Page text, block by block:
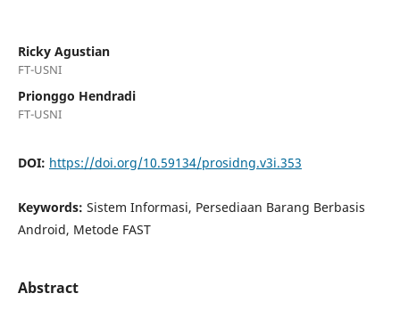
Ricky Agustian
FT-USNI
Prionggo Hendradi
FT-USNI
DOI: https://doi.org/10.59134/prosidng.v3i.353
Keywords: Sistem Informasi, Persediaan Barang Berbasis
Android, Metode FAST
Abstract